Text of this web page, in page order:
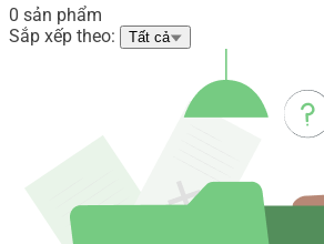
0 sản phẩm
Sắp xếp theo:
Tất cả